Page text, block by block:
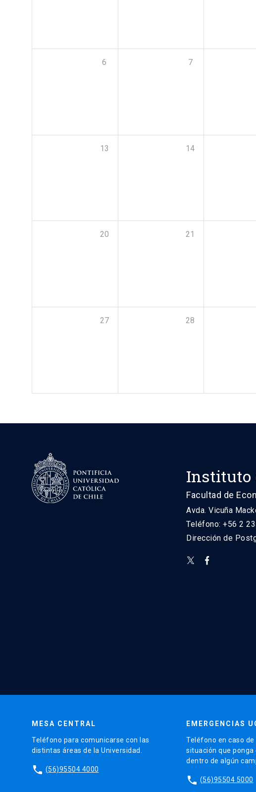
6 7
13 14
20 21
27 28
Instituto
Facultad de
Avda. Vicuña
Teléfono: +56 2
Dirección de
MESA CENTRAL
Teléfono para comunicarse con las
distintas áreas de la Universidad.
phone (56)95504 4000
EMERGENCIAS
Teléfono en caso de
situación que ponga
dentro de algún
phone (56)95504 5000